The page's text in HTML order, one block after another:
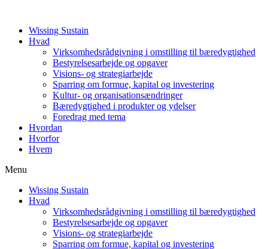
Wissing Sustain
Hvad
Virksomhedsrådgivning i omstilling til bæredygtighed
Bestyrelsesarbejde og opgaver
Visions- og strategiarbejde
Sparring om formue, kapital og investering
Kultur- og organisationsændringer
Bæredygtighed i produkter og ydelser
Foredrag med tema
Hvordan
Hvorfor
Hvem
Menu
Wissing Sustain
Hvad
Virksomhedsrådgivning i omstilling til bæredygtighed
Bestyrelsesarbejde og opgaver
Visions- og strategiarbejde
Sparring om formue, kapital og investering